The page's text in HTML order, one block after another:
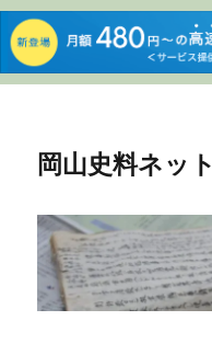
岡山史料ネット